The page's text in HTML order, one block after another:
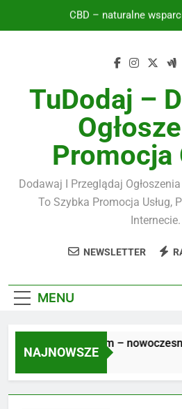
CBD – naturalne
przechowywać i
dla trwałego i
Naturalne kosmetyki –
CBD – naturalne
Filmy i fotografia w erze
przechowywać i
TuDodaj –
Promocja
Dodawaj I Przeglądaj
To Szybka Promocja Usług,
Internecie.
NEWSLETTER
MENU
NAJNOWSZE
tarasowe 2 cm – nowoczesne
Ago